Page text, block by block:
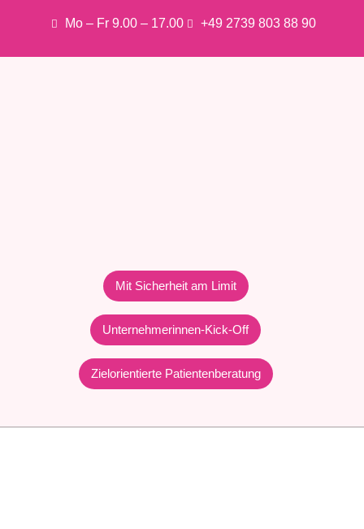
Mo – Fr 9.00 – 17.00 +49 2739 803 88 90
Mit Sicherheit am Limit
Unternehmerinnen-Kick-Off
Zielorientierte Patientenberatung